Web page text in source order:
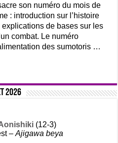
son numéro du mois de
: introduction sur l’histoire
de bases sur les
combat. Le numéro
des sumotoris …
2026
(12-3)
–Ajigawa beya